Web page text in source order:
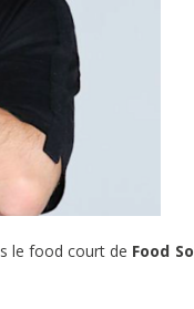
le food court de Food